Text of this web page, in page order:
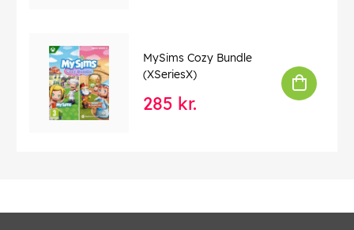
MySims Cozy Bundle
(XSeriesX)
285 kr.